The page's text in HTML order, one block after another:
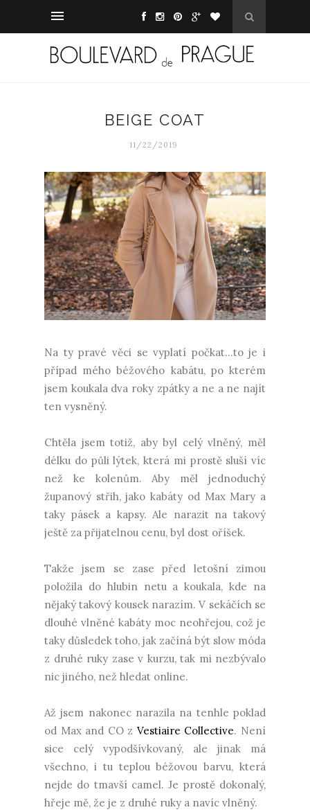
BEIGE COAT
11/22/2019
Na ty pravé věci se vyplatí počkat...to je i
případ mého béžového kabátu, po kterém
jsem koukala dva roky zpátky a ne a ne najít
ten vysněný.
Chtěla jsem totiž, aby byl celý vlněný, měl
délku do půli lýtek, která mi prostě sluší víc
než ke kolenům. Aby měl jednoduchý
županový střih, jako kabáty od Max Mary a
taky pásek a kapsy. Ale narazit na takový
ještě za přijatelnou cenu, byl dost oříšek.
Takže jsem se zase před letošní zimou
položila do hlubin netu a koukala, kde na
nějaký takový kousek narazím. V sekáčích se
dlouhé vlněné kabáty moc neohřejou, což je
taky důsledek toho, jak začíná být slow móda
z druhé ruky zase v kurzu, tak mi nezbývalo
nic jiného, než hledat online.
Až jsem nakonec narazila na tenhle poklad
od Max and CO z Vestiaire Collective. Není
sice celý vypodšívkovaný, ale jinak má
všechno, i tu teplou béžovou barvu, která
nejde do tmavší camel. Je prostě dokonalý,
hřeje mě, že je z druhé ruky a navíc vlněný.